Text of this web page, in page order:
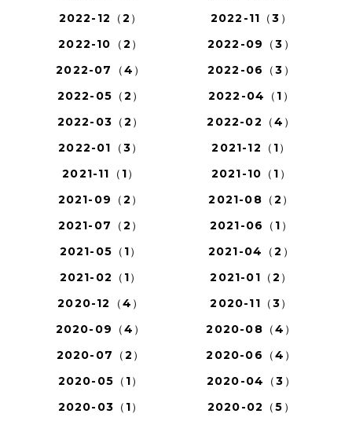
2022-12（2）
2022-11（3）
2022-10（2）
2022-09（3）
2022-07（4）
2022-06（3）
2022-05（2）
2022-04（1）
2022-03（2）
2022-02（4）
2022-01（3）
2021-12（1）
2021-11（1）
2021-10（1）
2021-09（2）
2021-08（2）
2021-07（2）
2021-06（1）
2021-05（1）
2021-04（2）
2021-02（1）
2021-01（2）
2020-12（4）
2020-11（3）
2020-09（4）
2020-08（4）
2020-07（2）
2020-06（4）
2020-05（1）
2020-04（3）
2020-03（1）
2020-02（5）